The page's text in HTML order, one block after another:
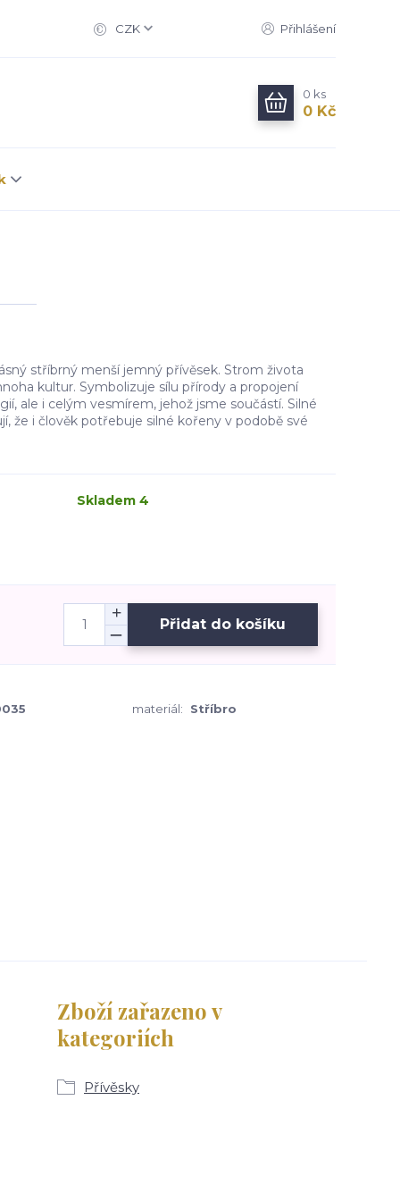
CZK Přihlášení
0 ks
0 Kč
stříbrný menší jemný přívěsek. Strom života
kultur. Symbolizuje sílu přírody a propojení
ale i celým vesmírem, jehož jsme součástí. Silné
že i člověk potřebuje silné kořeny v podobě své
Skladem 4
Přidat do košíku
materiál: Stříbro
Zboží zařazeno v
kategoriích
Přívěsky